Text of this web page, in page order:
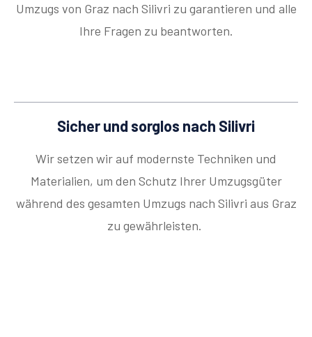
Umzugs von Graz nach Silivri zu garantieren und alle
Ihre Fragen zu beantworten.
Sicher und sorglos nach Silivri
Wir setzen wir auf modernste Techniken und
Materialien, um den Schutz Ihrer Umzugsgüter
während des gesamten Umzugs nach Silivri aus Graz
zu gewährleisten.